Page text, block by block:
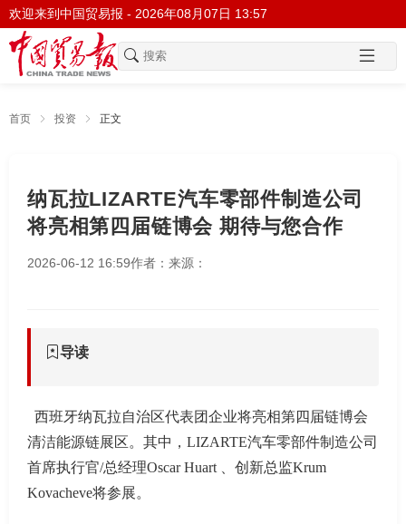
欢迎来到中国贸易报 - 2026年08月07日 13:57
首页 投资 正文
纳瓦拉LIZARTE汽车零部件制造公司
将亮相第四届链博会 期待与您合作
2026-06-12 16:59作者： 来源：
导读
西班牙纳瓦拉自治区代表团企业将亮相第四届链博会
清洁能源链展区。其中， LIZARTE汽车零部件制造公司
首席执行官/总经理Oscar Huart 创新总监Krum
Kovacheve将参展。